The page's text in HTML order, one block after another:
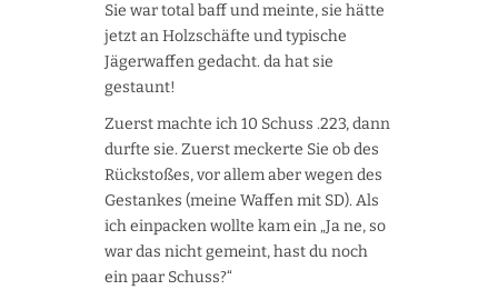
Sie war total baff und meinte, sie hätte
jetzt an Holzschäfte und typische
Jägerwaffen gedacht. da hat sie
gestaunt!
Zuerst machte ich 10 Schuss .223, dann
durfte sie. Zuerst meckerte Sie ob des
Rückstoßes, vor allem aber wegen des
Gestankes (meine Waffen mit SD). Als
ich einpacken wollte kam ein „Ja ne, so
war das nicht gemeint, hast du noch
ein paar Schuss?“